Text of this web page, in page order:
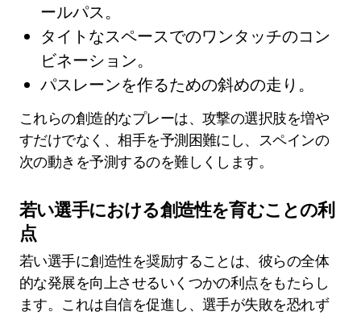
ールパス。
タイトなスペースでのワンタッチのコン
ビネーション。
パスレーンを作るための斜めの走り。
これらの創造的なプレーは、攻撃の選択肢を増や
すだけでなく、相手を予測困難にし、スペインの
次の動きを予測するのを難しくします。
若い選手における創造性を育むことの利
点
若い選手に創造性を奨励することは、彼らの全体
的な発展を向上させるいくつかの利点をもたらし
ます。これは自信を促進し、選手が失敗を恐れず